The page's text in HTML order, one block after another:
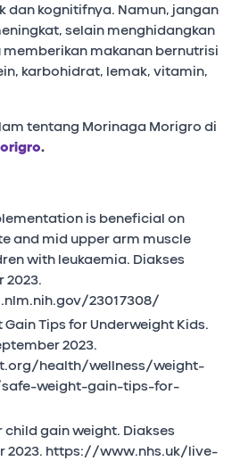
dan kognitifnya. Namun, jangan
selain menghidangkan
memberikan makanan bernutrisi
karbohidrat, lemak, vitamin,
tentang Morinaga Morigro di
.
is beneficial on
and mid upper arm muscle
with leukaemia. Diakses
2023.
23017308/
Gain Tips for Underweight Kids.
2023.
health/wellness/weight-
weight-gain-tips-for-
child gain weight. Diakses
2023. https://www.nhs.uk/live-